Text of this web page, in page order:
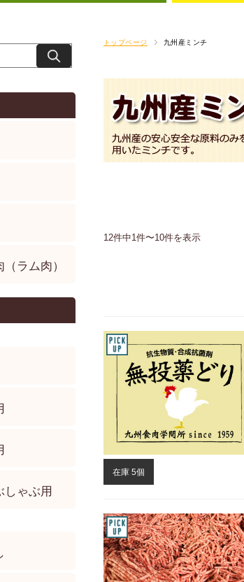
トップページ 九州産ミンチ
12件中1件〜10件を表示
在庫 5個
ラム肉）
しゃぶ用